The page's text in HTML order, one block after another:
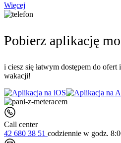
Więcej
Pobierz aplikację
i ciesz się łatwym dostępem do
wakacji!
Call center
42 680 38 51 codziennie w godz.